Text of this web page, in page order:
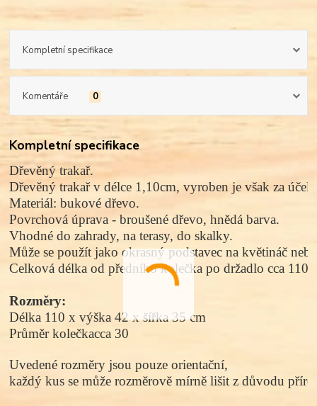
Kompletní specifikace
Komentáře 0
Kompletní specifikace
Dřevěný trakař.
Dřevěný trakař v délce 1,10cm, vyroben je však za
Materiál: bukové dřevo.
Povrchová úprava - broušené dřevo, hnědá barva.
Vhodné do zahrady, na terasy, do skalky.
Může se použít jako okrasný podstavec na květináč
Celková délka od předního kolečka po držadlo cca 110
Rozměry:
Délka 110 x výška 42 x šířka 35 cm
Průměr kolečkacca 30
Uvedené rozměry jsou pouze orientační,
každý kus se může rozměrově mírně lišit z důvodu